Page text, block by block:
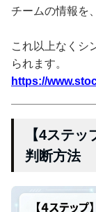
チームの情報を
これ以上なくシ
られます。
https://
【4ステ
判断方法